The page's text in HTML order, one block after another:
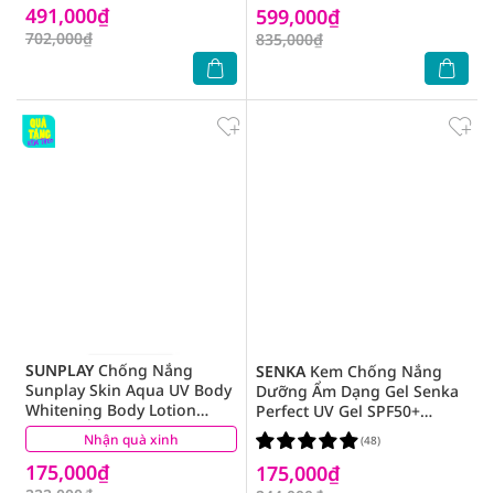
491,000₫
702,000₫
599,000₫
835,000₫
Nhận quà xinh
SUNPLAYChống Nắng
Sunplay Skin Aqua UV Body
Whitening Body Lotion
Dưỡng Ẩm Trắng Mịn
SPF50+ PA++++ 150g
175,000₫
(4)
SENKAKem Chống Nắng
Dưỡng Ẩm Dạng Gel Senka
Perfect UV Gel SPF50+
PA++++ 80ml
175,000₫
(48)